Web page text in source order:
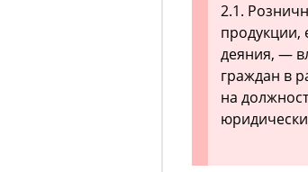
2.1.
продукции,
деяния, —
граждан в
на